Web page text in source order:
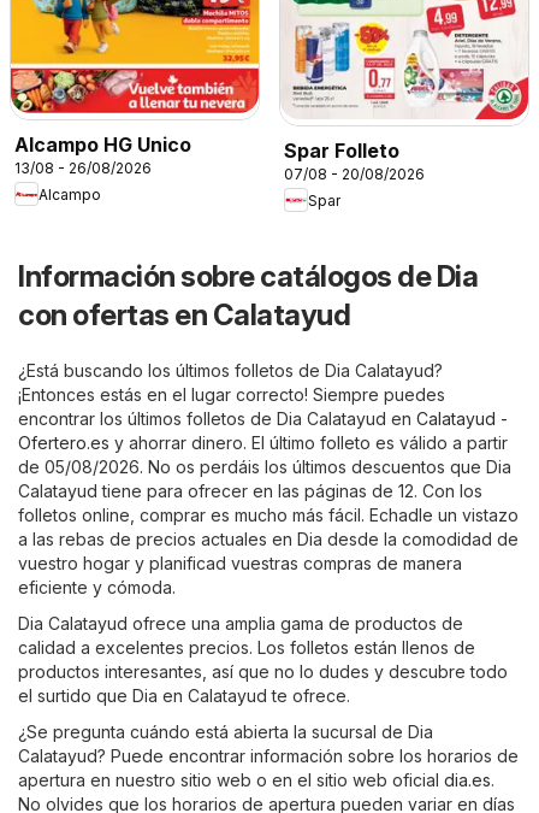
Alcampo HG Unico
13/08 - 26/08/2026
Alcampo
Spar Folleto
07/08 - 20/08/2026
Spar
Información sobre catálogos de Dia
con ofertas en Calatayud
¿Está buscando los últimos folletos de Dia Calatayud?
¡Entonces estás en el lugar correcto! Siempre puedes
encontrar los últimos folletos de Dia Calatayud en Calatayud -
Ofertero.es y ahorrar dinero. El último folleto es válido a partir
de 05/08/2026. No os perdáis los últimos descuentos que Dia
Calatayud tiene para ofrecer en las páginas de 12. Con los
folletos online, comprar es mucho más fácil. Echadle un vistazo
a las rebas de precios actuales en Dia desde la comodidad de
vuestro hogar y planificad vuestras compras de manera
eficiente y cómoda.
Dia Calatayud ofrece una amplia gama de productos de
calidad a excelentes precios. Los folletos están llenos de
productos interesantes, así que no lo dudes y descubre todo
el surtido que Dia en Calatayud te ofrece.
¿Se pregunta cuándo está abierta la sucursal de Dia
Calatayud? Puede encontrar información sobre los horarios de
apertura en nuestro sitio web o en el sitio web oficial dia.es.
No olvides que los horarios de apertura pueden variar en días